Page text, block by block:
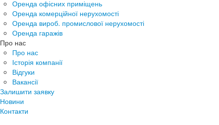
Оренда офісних приміщень
Оренда комерційної нерухомості
Оренда вироб. промислової нерухомості
Оренда гаражів
Про нас
Про нас
Історія компанії
Відгуки
Вакансії
Залишити заявку
Новини
Контакти